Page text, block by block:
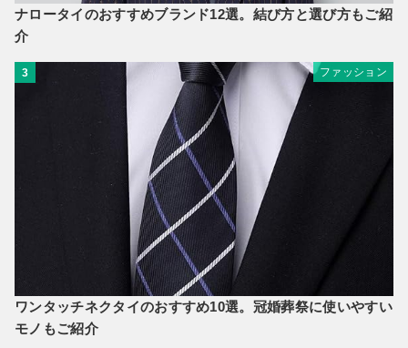
ナロータイのおすすめブランド12選。結び方と選び方もご紹
介
3 ファッション
ワンタッチネクタイのおすすめ10選。冠婚葬祭に使いやすい
モノもご紹介